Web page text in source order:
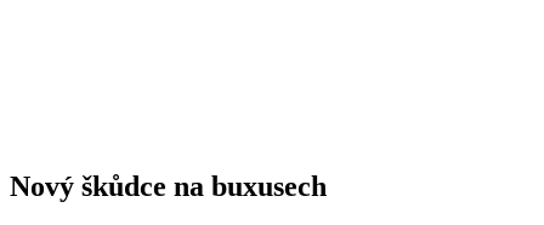
Nový škůdce na buxusech